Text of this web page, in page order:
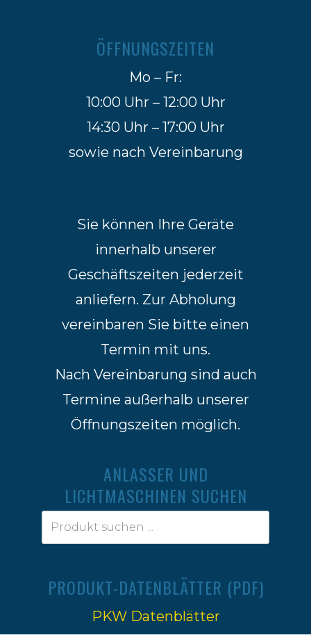
ÖFFNUNGSZEITEN
Mo – Fr:
10:00 Uhr – 12:00 Uhr
14:30 Uhr – 17:00 Uhr
sowie nach Vereinbarung
Sie können Ihre Geräte
innerhalb unserer
Geschäftszeiten jederzeit
anliefern. Zur Abholung
vereinbaren Sie bitte einen
Termin mit uns.
Nach Vereinbarung sind auch
Termine außerhalb unserer
Öffnungszeiten möglich.
ANLASSER UND
LICHTMASCHINEN SUCHEN
PRODUKT-DATENBLÄTTER (PDF)
PKW Datenblätter